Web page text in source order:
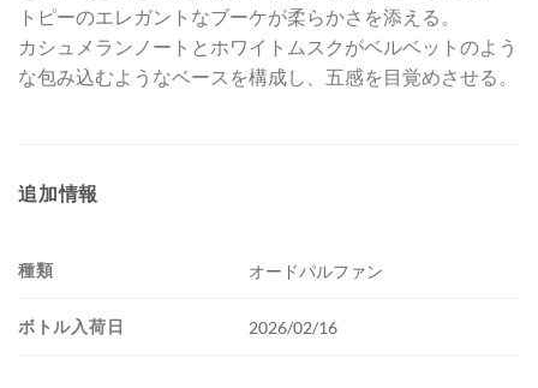
トピーのエレガントなブーケが柔らかさを添える。
カシュメランノートとホワイトムスクがベルベットのよう
な包み込むようなベースを構成し、五感を目覚めさせる。
追加情報
種類 オードパルファン
ボトル入荷日 2026/02/16